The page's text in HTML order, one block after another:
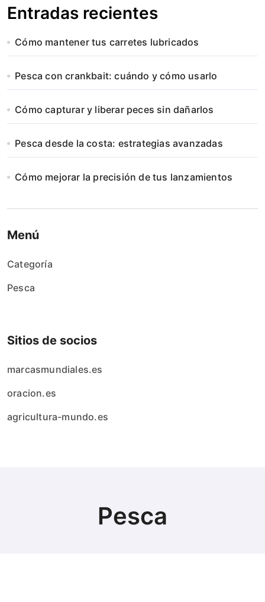
Entradas recientes
Cómo mantener tus carretes lubricados
Pesca con crankbait: cuándo y cómo usarlo
Cómo capturar y liberar peces sin dañarlos
Pesca desde la costa: estrategias avanzadas
Cómo mejorar la precisión de tus lanzamientos
Menú
Categoría
Pesca
Sitios de socios
marcasmundiales.es
oracion.es
agricultura-mundo.es
Pesca